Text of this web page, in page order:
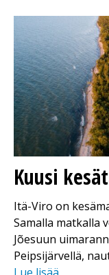
Kuusi
Itä-Viro on
Samalla matkalla
Jõesuun
Peipsijärvellä,